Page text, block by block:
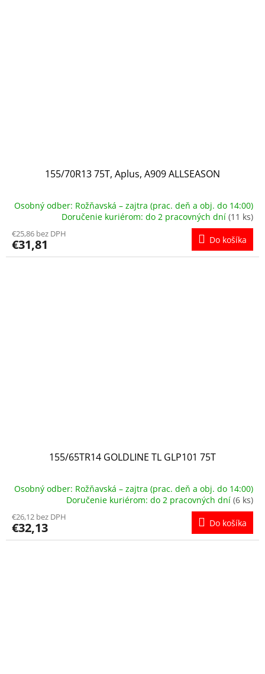
155/70R13 75T, Aplus, A909 ALLSEASON
Osobný odber: Rožňavská – zajtra (prac. deň a obj. do 14:00)
Doručenie kuriérom: do 2 pracovných dní (11 ks)
€25,86 bez DPH
€31,81 Do košíka
155/65TR14 GOLDLINE TL GLP101 75T
Osobný odber: Rožňavská – zajtra (prac. deň a obj. do 14:00)
Doručenie kuriérom: do 2 pracovných dní (6 ks)
€26,12 bez DPH
€32,13 Do košíka